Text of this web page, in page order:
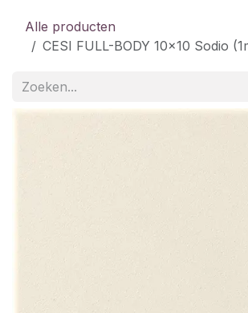
Alle producten
CESI FULL-BODY 10x10 Sodio